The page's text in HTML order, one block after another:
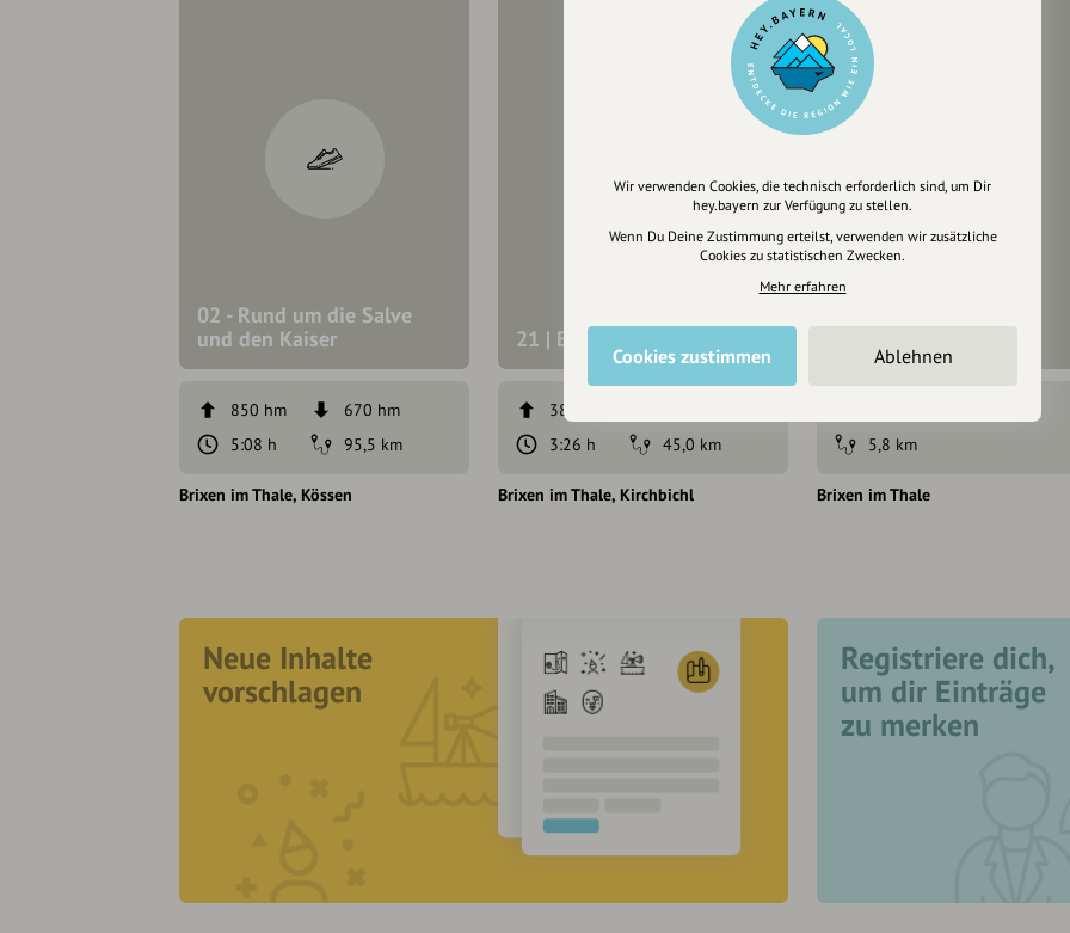
02 - Rund um die Salve
und den Kaiser
850 hm
670 hm
5:08 h
95,5 km
Brixen im Thale Kössen
21 | Brixentalradweg
384 hm
3:26 h
45,0 km
Brixen im Thale Kirchbichl
5,8 km
Brixen im Thale
Neue Inhalte
vorschlagen
Registriere dich,
um dir Einträge
zu merken
Wir verwenden Cookies, die technisch erforderlich sind, um Dir
hey.bayern zur Verfügung zu stellen.
Wenn Du Deine Zustimmung erteilst, verwenden wir zusätzliche
Cookies zu statistischen Zwecken.
Mehr erfahren
Cookies zustimmen Ablehnen